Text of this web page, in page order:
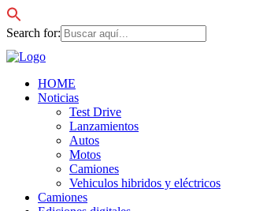
Search for:
HOME
Noticias
Test Drive
Lanzamientos
Autos
Motos
Camiones
Vehiculos hibridos y eléctricos
Camiones